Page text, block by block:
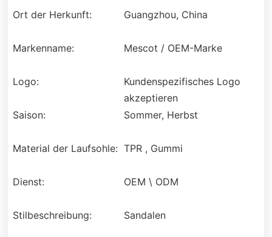
Ort der Herkunft: Guangzhou, China
Markenname: Mescot / OEM-Marke
Logo:
Kundenspezifisches Logo
akzeptieren
Saison:
Sommer, Herbst
Material der Laufsohle: TPR , Gummi
Dienst: OEM \ ODM
Stilbeschreibung: Sandalen